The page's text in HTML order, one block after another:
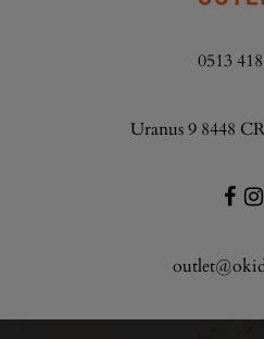
0513
Uranus 9 8448